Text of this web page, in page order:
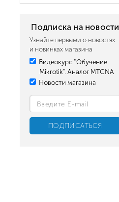
Подписка на новости
Узнайте первыми о новостях
и новинках магазина
Видеокурс "Обучение
Mikrotik". Аналог MTCNA
Новости магазина